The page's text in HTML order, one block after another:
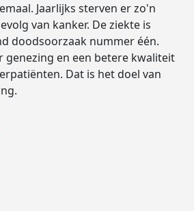
Jaarlijks sterven er zo'n
van kanker. De ziekte is
doodsoorzaak nummer één.
genezing en een betere kwaliteit
Dat is het doel van